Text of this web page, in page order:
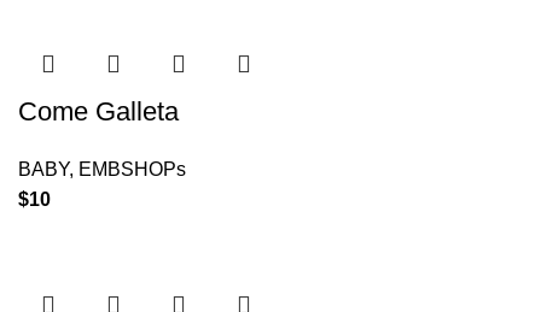
Come Galleta
BABY, EMBSHOPs
$10